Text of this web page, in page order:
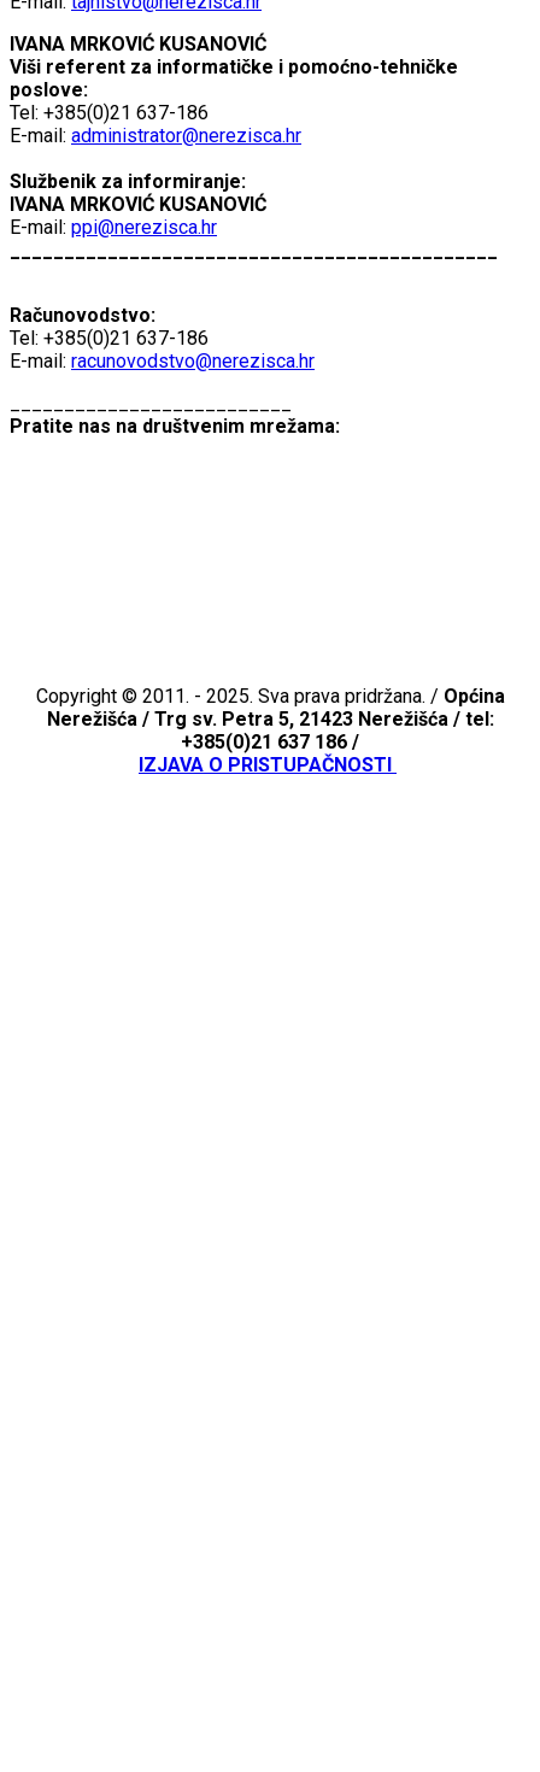
IVANA MRKOVIĆ KUSANOVIĆ
Viši referent za informatičke i pomoćno-tehničke
poslove:
Tel: +385(0)21 637-186
E-mail: administrator@nerezisca.hr
Službenik za informiranje:
IVANA MRKOVIĆ KUSANOVIĆ
E-mail: ppi@nerezisca.hr
Računovodstvo:
Tel: +385(0)21 637-186
E-mail: racunovodstvo@nerezisca.hr
Pratite nas na društvenim mrežama:
Copyright © 2011. - 2025. Sva prava pridržana. / Općina
Nerežišća /Trg sv. Petra 5, 21423 Nerežišća / tel:
+385(0)21 637 186 /
IZJAVA O PRISTUPAČNOSTI